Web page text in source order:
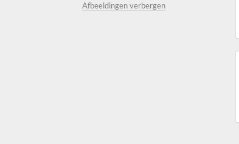
Afbeeldingen verbergen